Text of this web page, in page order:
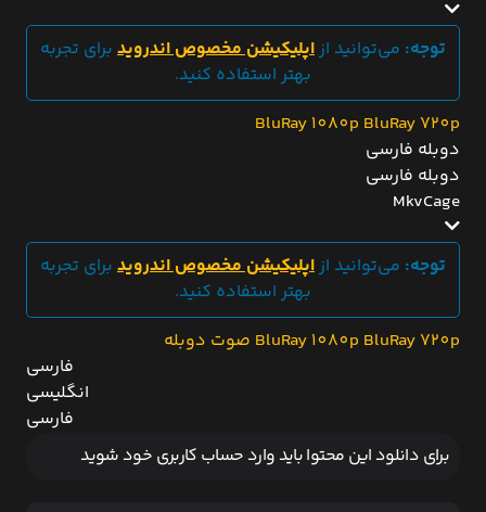
توجه: می‌توانید از اپلیکیشن مخصوص اندروید برای تجربه
بهتر استفاده کنید.
BluRay 1080p BluRay 720p
دوبله فارسی
دوبله فارسی
MkvCage
توجه: می‌توانید از اپلیکیشن مخصوص اندروید برای تجربه
بهتر استفاده کنید.
BluRay 1080p BluRay 720p
صوت دوبله
فارسی
انگلیسی
فارسی
برای دانلود این محتوا باید وارد حساب کاربری خود شوید